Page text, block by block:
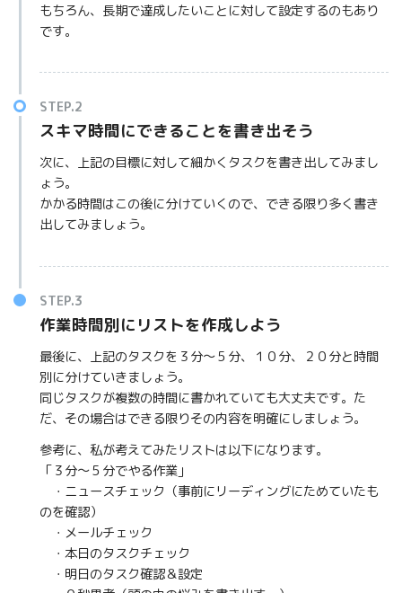
もちろん、長期で達成したいことに対して設定するのもあり
です。
スキマ時間にできることを書き出そう
次に、上記の目標に対して細かくタスクを書き出してみまし
ょう。
かかる時間はこの後に分けていくので、できる限り多く書き
出してみましょう。
作業時間別にリストを作成しよう
最後に、上記のタスクを３分〜５分、１０分、２０分と時間
別に分けていきましょう。
同じタスクが複数の時間に書かれていても大丈夫です。た
だ、その場合はできる限りその内容を明確にしましょう。
参考に、私が考えてみたリストは以下になります。
「３分〜５分でやる作業」
・ニュースチェック（事前にリーディングにためていたも
のを確認）
・メールチェック
・本日のタスクチェック
・明日のタスク確認＆設定